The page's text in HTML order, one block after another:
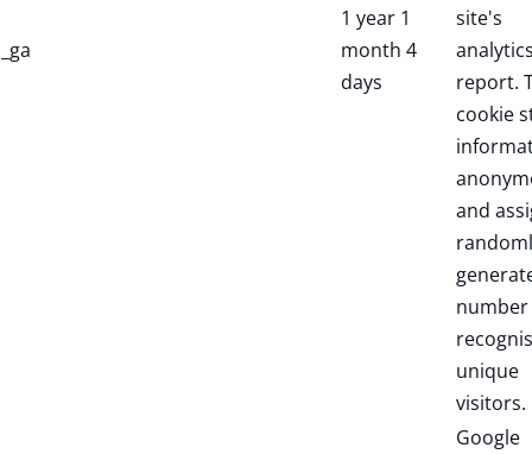
_ga
1 year 1
month 4
days
site's
report.
cookie
and
unique
visitors.
Google